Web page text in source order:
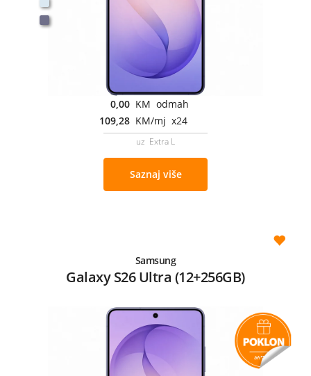
0,00 KM odmah
109,28 KM/mj x24
uz Extra L
Saznaj više
Samsung
Galaxy S26 Ultra (12+256GB)